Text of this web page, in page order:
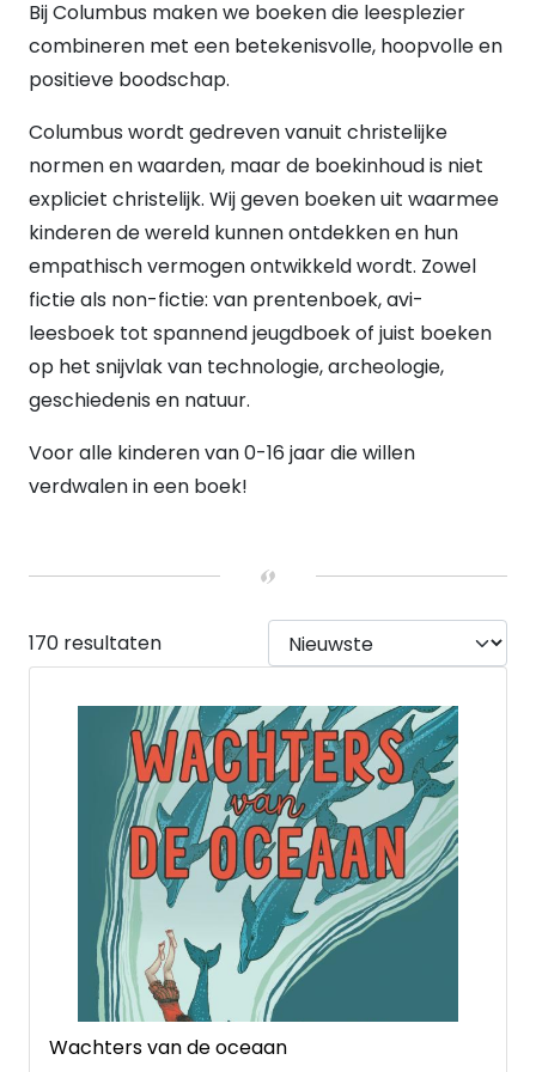
Nee (94)
Ja (76)
AVI-NIVEAU
E4 (3)
E5 (21)
M3 (2)
M4 (5)
M5 (11)
M6
LEEFTIJD
Baby's en peuters (1)
4 tot 6 jaar (9)
7 tot 9 jaar (72)
13 tot 15 jaar (29)
Young Adult (6)
Paperback (18)
Bij Columbus maken we boeken die leesplezier
combineren met een betekenisvolle, hoopvolle en
positieve boodschap.
Columbus wordt gedreven vanuit christelijke
normen en waarden, maar de boekinhoud is niet
expliciet christelijk. Wij geven boeken uit waarmee
kinderen de wereld kunnen ontdekken en hun
empathisch vermogen ontwikkeld wordt. Zowel
fictie als non-fictie: van prentenboek, avi-
leesboek tot spannend jeugdboek of juist boeken
op het snijvlak van technologie, archeologie,
geschiedenis en natuur.
Voor alle kinderen van 0-16 jaar die willen
verdwalen in een boek!
170 resultaten
Wachters van de oceaan